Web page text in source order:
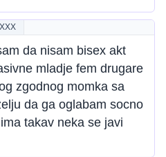
da nisam bisex akt
mladje fem drugare
zgodnog momka sa
da ga oglabam socno
takav neka se javi